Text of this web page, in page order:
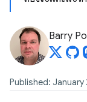
Barry
Published: January